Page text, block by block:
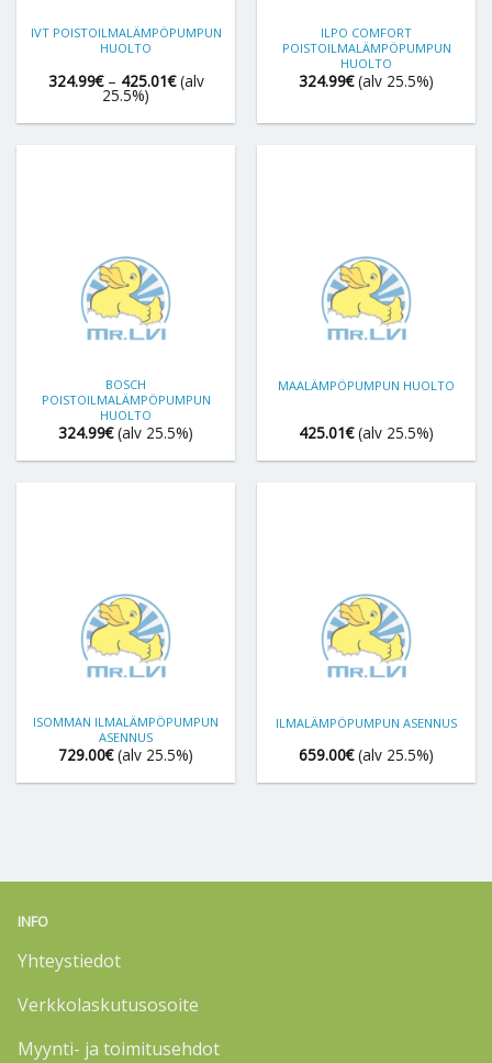
IVT POISTOILMALÄMPÖPUMPUN
HUOLTO
324.99€ – 425.01€Hintaluokka:
324.99€
425.01€
(alv
25.5%)
ILPO COMFORT
POISTOILMALÄMPÖPUMPUN
HUOLTO
324.99€ (alv 25.5%)
BOSCH
POISTOILMALÄMPÖPUMPUN
HUOLTO
324.99€ (alv 25.5%)
MAALÄMPÖPUMPUN HUOLTO
425.01€ (alv 25.5%)
ISOMMAN ILMALÄMPÖPUMPUN
ASENNUS
729.00€ (alv 25.5%)
ILMALÄMPÖPUMPUN ASENNUS
659.00€ (alv 25.5%)
INFO
Yhteystiedot
Verkkolaskutusosoite
Myynti- ja toimitusehdot